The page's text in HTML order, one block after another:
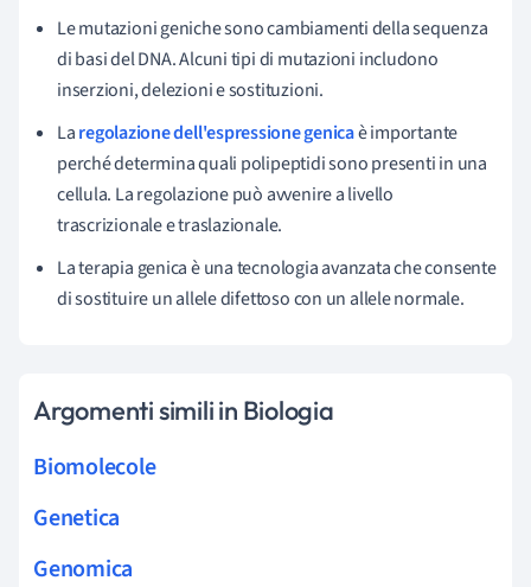
Le mutazioni geniche sono cambiamenti della sequenza
di basi del DNA. Alcuni tipi di mutazioni includono
inserzioni, delezioni e sostituzioni.
Laregolazione dell'espressione genicaè importante
perché determina quali polipeptidi sono presenti in una
cellula. La regolazione può avvenire a livello
trascrizionale e traslazionale.
La terapia genica è una tecnologia avanzata che consente
di sostituire un allele difettoso con un allele normale.
Argomenti simili in Biologia
Biomolecole
Genetica
Genomica